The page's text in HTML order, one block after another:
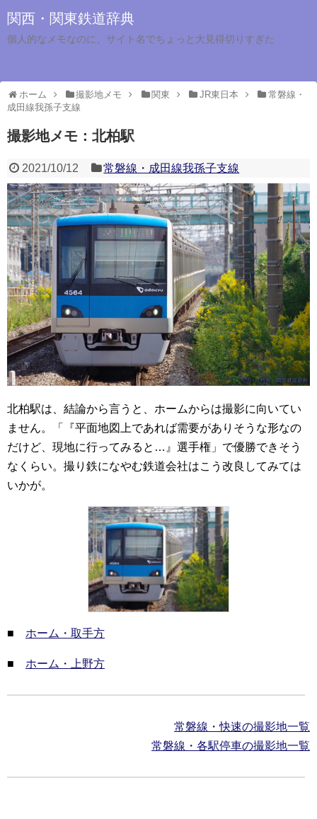
関西・関東鉄道辞典
個人的なメモなのに、サイト名でちょっと大見得切りすぎた
ホーム 撮影地メモ 関東 JR東日本
常磐線・
成田線我孫子支線
撮影地メモ：北柏駅
2021/10/12 常磐線・成田線我孫子支線
北柏駅は、結論から言うと、ホームからは撮影に向いてい
ません。「『平面地図上であれば需要がありそうな形なの
だけど、現地に行ってみると…』選手権」で優勝できそう
なくらい。撮り鉄になやむ鉄道会社はこう改良してみては
いかが。
■ ホーム・取手方
■ ホーム・上野方
常磐線・快速の撮影地一覧
常磐線・各駅停車の撮影地一覧